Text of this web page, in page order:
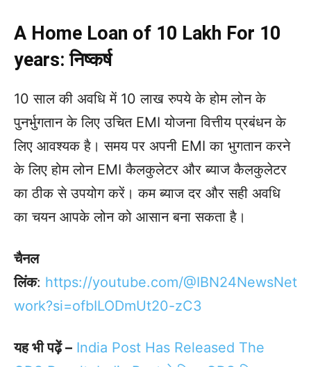
A Home Loan of 10 Lakh For 10
years: निष्कर्ष
10 साल की अवधि में 10 लाख रुपये के होम लोन के
पुनर्भुगतान के लिए उचित EMI योजना वित्तीय प्रबंधन के
लिए आवश्यक है। समय पर अपनी EMI का भुगतान करने
के लिए होम लोन EMI कैलकुलेटर और ब्याज कैलकुलेटर
का ठीक से उपयोग करें। कम ब्याज दर और सही अवधि
का चयन आपके लोन को आसान बना सकता है।
चैनल
लिंक: https://youtube.com/@IBN24NewsNet
work?si=ofbILODmUt20-zC3
यह भी पढ़ें – India Post Has Released The